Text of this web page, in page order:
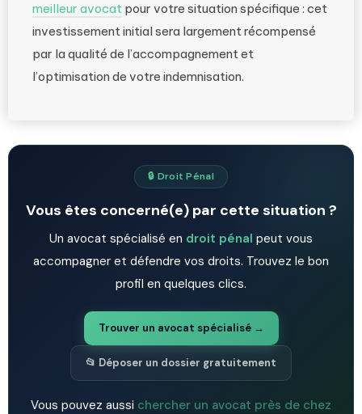
meilleur avocat pour votre situation spécifique : cet
investissement initial sera largement récompensé
par la qualité de l’accompagnement et
l’optimisation de votre indemnisation.
🔒 Droit Pénal
Vous êtes concerné(e) par cette situation ?
Un avocat spécialisé en droit pénal peut vous
accompagner et défendre vos droits. Trouvez le bon
profil en quelques clics.
Trouver un avocat spécialisé →
📂 Déposer un dossier gratuitement
Vous pouvez aussi chercher un avocat près de chez